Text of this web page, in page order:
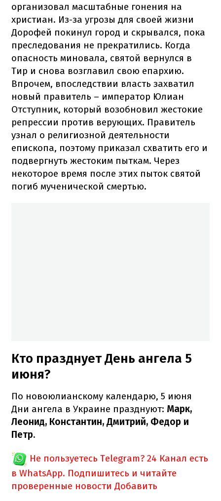
организовал масштабные гонения на
христиан. Из-за угрозы для своей жизни
Дорофей покинул город и скрывался, пока
преследования не прекратились. Когда
опасность миновала, святой вернулся в
Тир и снова возглавил свою епархию.
Впрочем, впоследствии власть захватил
новый правитель – император Юлиан
Отступник, который возобновил жестокие
репрессии против верующих. Правитель
узнал о религиозной деятельности
епископа, поэтому приказал схватить его и
подвергнуть жестоким пыткам. Через
некоторое время после этих пыток святой
погиб мученической смертью.
Кто празднует День ангела 5
июня?
По новоюлианскому календарю, 5 июня
Дни ангела в Украине празднуют: Марк,
Леонид, Константин, Дмитрий, Федор и
Петр.
Не пользуетесь Telegram? 24 Канал есть
в WhatsApp. Подпишитесь и читайте
проверенные новости Добавить